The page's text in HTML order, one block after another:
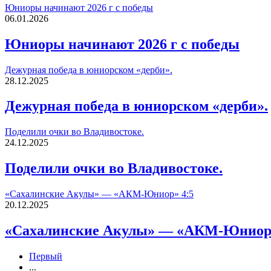
Юниоры начинают 2026 г с победы
06.01.2026
Юниоры начинают 2026 г с победы
Дежурная победа в юниорском «дерби».
28.12.2025
Дежурная победа в юниорском «дерби».
Поделили очки во Владивостоке.
24.12.2025
Поделили очки во Владивостоке.
«Сахалинские Акулы» — «АКМ-Юниор» 4:5
20.12.2025
«Сахалинские Акулы» — «АКМ-
Первый
...